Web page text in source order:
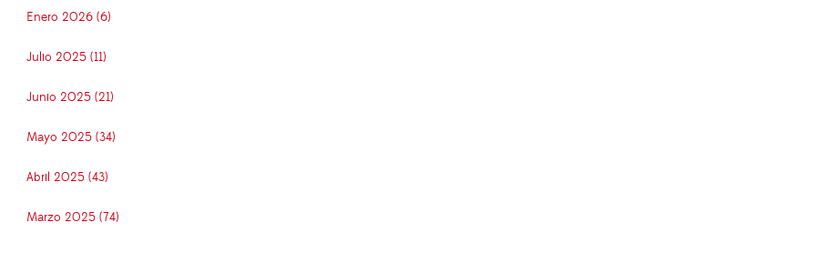
Enero 2026 (6)
Julio 2025 (11)
Junio 2025 (21)
Mayo 2025 (34)
Abril 2025 (43)
Marzo 2025 (74)